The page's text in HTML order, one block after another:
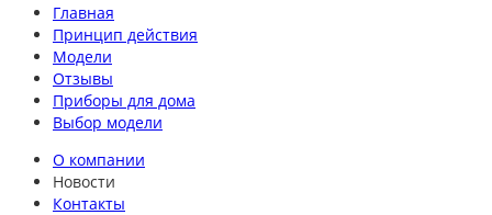
Главная
Принцип действия
Модели
Отзывы
Приборы для дома
Выбор модели
О компании
Новости
Контакты